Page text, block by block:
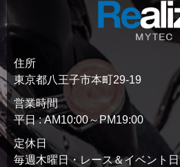
住所
東京都八王子市本町29-19
営業時間
平日 : AM10:00～PM19:00
定休日
毎週木曜日・レース＆イベント日